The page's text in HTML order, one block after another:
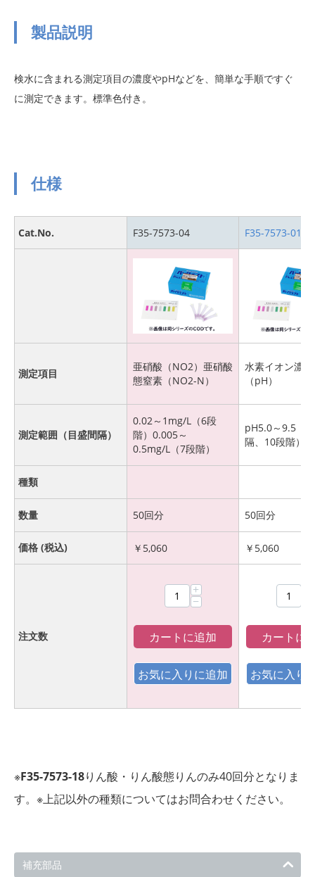
製品説明
検水に含まれる測定項目の濃度やpHなどを、簡単な手順ですぐ
に測定できます。標準色付き。
仕様
Cat.No. F35-7573-04 F35-7573-01
測定項目
亜硝酸（NO2）亜硝酸
態窒素（NO2-N）
水素イオン濃度
（pH）
測定範囲（目盛間隔）
0.02～1mg/L（6段
階）0.005～
0.5mg/L（7段階）
pH5.0～9.5（
隔、10段階）
種類
数量 50回分 50回分
価格 (税込) ￥ 5,060 ￥ 5,060
注文数
+
−
カートに追加 カートに
※F35-7573-18りん酸・りん酸態りんのみ40回分となりま
す。※上記以外の種類についてはお問合わせください。
補充部品